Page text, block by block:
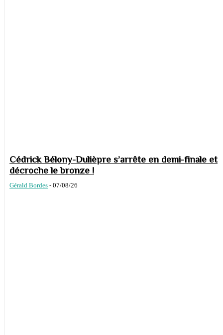
Cédrick Bélony-Dulièpre s’arrête en demi-finale et
décroche le bronze !
Gérald Bordes - 07/08/26